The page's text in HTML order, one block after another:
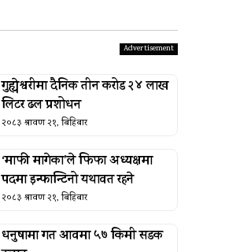
गुह्येश्वरीमा दैनिक तीन करोड २४ लाख
लिटर ढल प्रशोधन
२०८३ श्रावण २१, बिहिबार
‘माफी मागेका’ले फिफा अध्यक्षमा
पदमा इन्फान्टिनो यथावत रहने
२०८३ श्रावण २१, बिहिबार
धनुषामा गत आवमा ५७ किमी सडक